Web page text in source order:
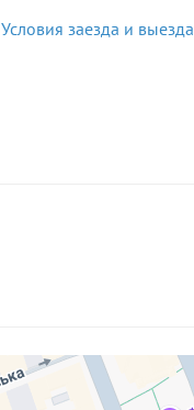
Условия заезда и выезда